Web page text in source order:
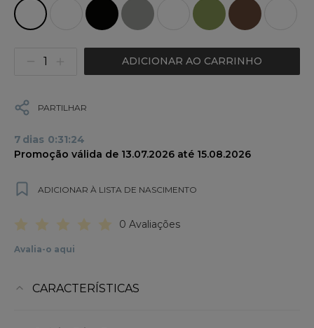
ADICIONAR AO CARRINHO
PARTILHAR
7 dias 0:31:24
Promoção válida de 13.07.2026 até 15.08.2026
ADICIONAR À LISTA DE NASCIMENTO
0 Avaliações
Avalia-o aqui
CARACTERÍSTICAS